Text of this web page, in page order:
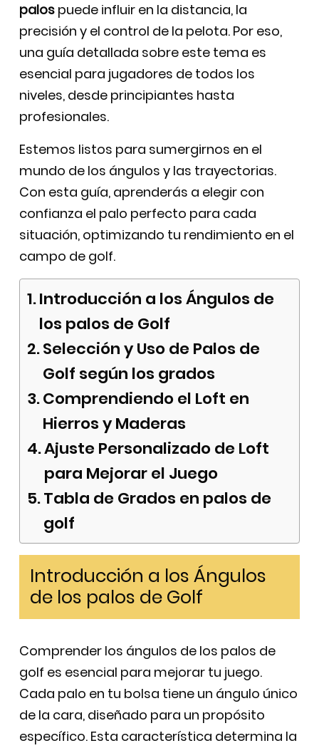
palos puede influir en la distancia, la
precisión y el control de la pelota. Por eso,
una guía detallada sobre este tema es
esencial para jugadores de todos los
niveles, desde principiantes hasta
profesionales.
Estemos listos para sumergirnos en el
mundo de los ángulos y las trayectorias.
Con esta guía, aprenderás a elegir con
confianza el palo perfecto para cada
situación, optimizando tu rendimiento en el
campo de golf.
Introducción a los Ángulos de
los palos de Golf
Selección y Uso de Palos de
Golf según los grados
Comprendiendo el Loft en
Hierros y Maderas
Ajuste Personalizado de Loft
para Mejorar el Juego
Tabla de Grados en palos de
golf
Introducción a los Ángulos
de los palos de Golf
Comprender los ángulos de los palos de
golf es esencial para mejorar tu juego.
Cada palo en tu bolsa tiene un ángulo único
de la cara, diseñado para un propósito
específico. Esta característica determina la